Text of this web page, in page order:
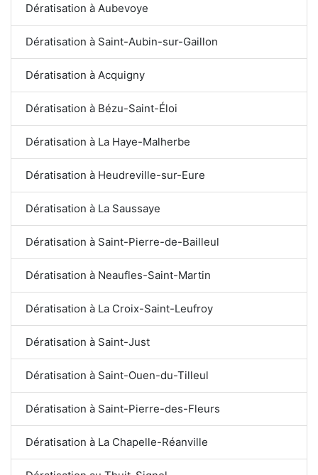
Dératisation à Aubevoye
Dératisation à Saint-Aubin-sur-Gaillon
Dératisation à Acquigny
Dératisation à Bézu-Saint-Éloi
Dératisation à La Haye-Malherbe
Dératisation à Heudreville-sur-Eure
Dératisation à La Saussaye
Dératisation à Saint-Pierre-de-Bailleul
Dératisation à Neaufles-Saint-Martin
Dératisation à La Croix-Saint-Leufroy
Dératisation à Saint-Just
Dératisation à Saint-Ouen-du-Tilleul
Dératisation à Saint-Pierre-des-Fleurs
Dératisation à La Chapelle-Réanville